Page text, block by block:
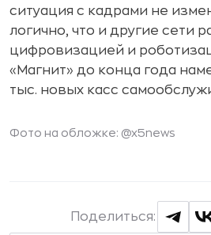
ситуация с кадрами не
логично, что и другие сети
цифровизацией и
«Магнит» до конца года
тыс. новых касс
Фото на обложке: @x5news
Поделиться: